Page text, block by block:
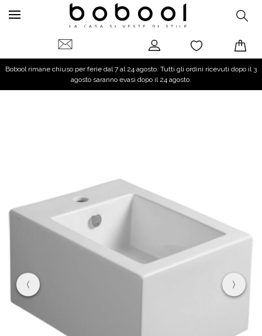
Bobool rimane chiuso per ferie dal 7 al 24 agosto. Tutti gli ordini ricevuti dopo il 3
agosto saranno evasi dopo il 24 agosto.